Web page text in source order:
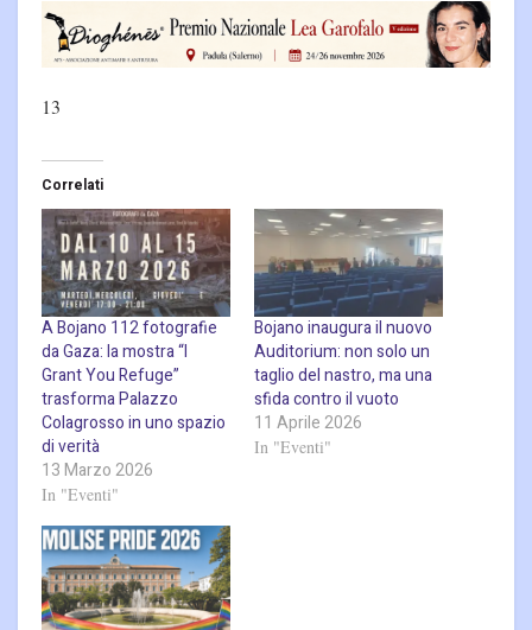
13
Correlati
A Bojano 112 fotografie
da Gaza: la mostra “I
Grant You Refuge”
trasforma Palazzo
Colagrosso in uno spazio
di verità
13 Marzo 2026
In "Eventi"
Bojano inaugura il nuovo
Auditorium: non solo un
taglio del nastro, ma una
sfida contro il vuoto
11 Aprile 2026
In "Eventi"